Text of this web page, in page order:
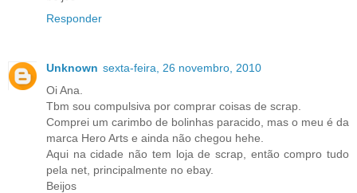
Responder
Unknown sexta-feira, 26 novembro, 2010
Oi Ana.
Tbm sou compulsiva por comprar coisas de scrap.
Comprei um carimbo de bolinhas paracido, mas o meu é da
marca Hero Arts e ainda não chegou hehe.
Aqui na cidade não tem loja de scrap, então compro tudo
pela net, principalmente no ebay.
Beijos